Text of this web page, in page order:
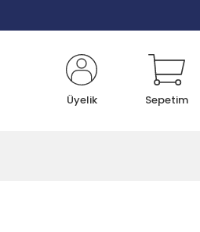
Üyelik Sepetim